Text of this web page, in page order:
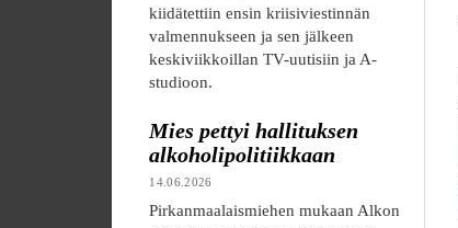
kiidätettiin ensin kriisiviestinnän
valmennukseen ja sen jälkeen
keskiviikkoillan TV-uutisiin ja A-
studioon.
Mies pettyi hallituksen
alkoholipolitiikkaan
14.06.2026
Pirkanmaalaismiehen mukaan Alkon